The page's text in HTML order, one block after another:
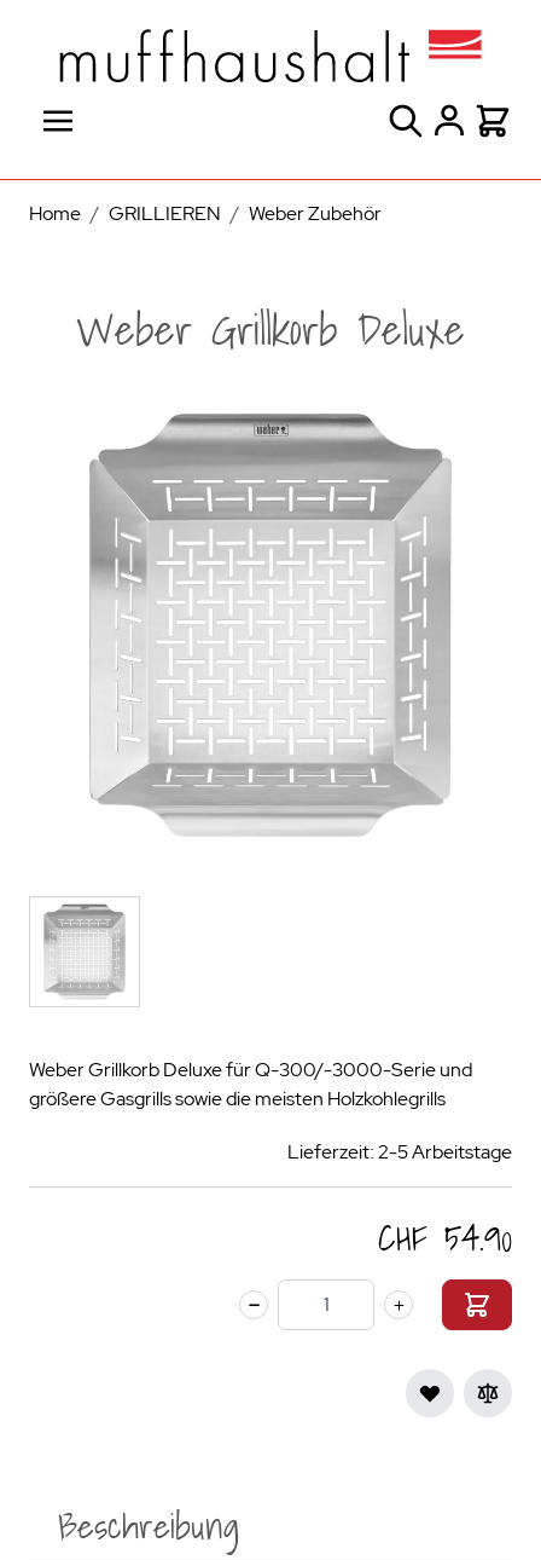
Suche
Home / GRILLIEREN / Weber Zubehör
Weber Grillkorb Deluxe
Weber Grillkorb Deluxe für Q-300/-3000-Serie und
größere Gasgrills sowie die meisten Holzkohlegrills
Lieferzeit: 2-5 Arbeitstage
CHF 54.90
Menge
Beschreibung